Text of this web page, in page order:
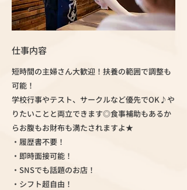
仕事内容
短時間の主婦さん大歓迎！扶養の範囲で調整も
可能！
学校行事やテスト、サークルなど優先でOK♪や
りたいことと両立できます◎食事補助もあるか
らお腹もお財布も満たされますよ★
・履歴書不要！
・即時面接可能！
・SNSでも話題のお店！
・シフト超自由！